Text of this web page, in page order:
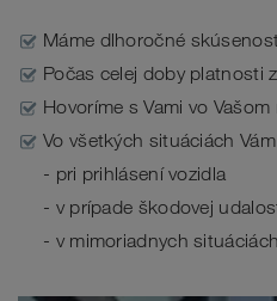
Máme dlhoročné
Počas celej doby platnosti
Hovoríme s Vami vo
Vo všetkých situáciách
- pri prihlásení vozidla
- v prípade škodovej
- v mimoriadnych